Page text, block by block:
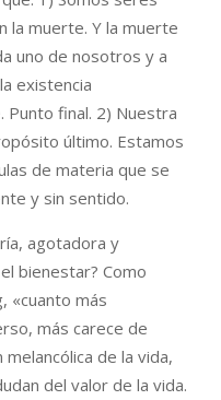
la muerte. Y la muerte
uno de nosotros y a
existencia
final. 2) Nuestra
último. Estamos
de materia que se
y sin sentido.
agotadora y
bienestar? Como
«cuanto más
más carece de
de la vida,
del valor de la vida.